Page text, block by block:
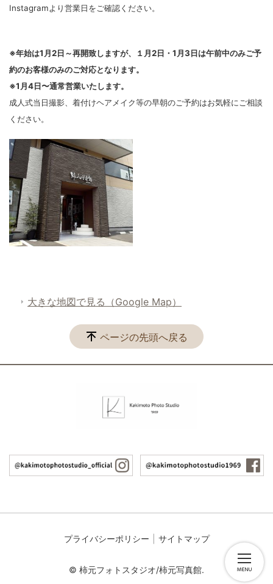
Instagramより営業日をご確認ください。
※年始は1月2日～再開致しますが、１月2日・1月3日は午前中のみご予
約のお客様のみのご対応となります。
※1月4日〜通常営業いたします。
成人式当日撮影、着付けヘアメイク等の早朝のご予約はお気軽にご相談
ください。
大きな地図で見る（Google Map）
ページの先頭へ戻る
プライバシーポリシー サイトマップ
© 柿元フォトスタジオ/柿元写真館.